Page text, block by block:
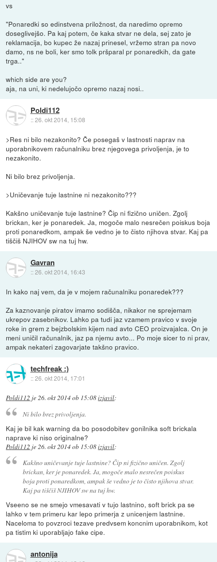
vs
"Ponaredki so edinstvena priložnost, da naredimo opremo
doseglivejšo. Pa kaj potem, če kaka stvar ne dela, sej zato je
reklamacija, bo kupec že nazaj prinesel, vržemo stran pa novo
damo, ns ne boli, ker smo tolk pršparal pr ponaredkih, da gate
trga.."
which side are you?
aja, na uni, ki nedelujočo opremo nazaj nosi..
Poldi112
::26. okt 2014, 15:08
>Res ni bilo nezakonito? Če posegaš v lastnosti naprav na
uporabnikovem računalniku brez njegovega privoljenja, je to
nezakonito.
Ni bilo brez privoljenja.
>Uničevanje tuje lastnine ni nezakonito???
Kakšno uničevanje tuje lastnine? Čip ni fizično uničen. Zgolj
brickan, ker je ponaredek. Ja, mogoče malo nesrečen poiskus boja
proti ponaredkom, ampak še vedno je to čisto njihova stvar. Kaj pa
tiščiš NJIHOV sw na tuj hw.
Gavran
::26. okt 2014, 16:43
In kako naj vem, da je v mojem računalniku ponaredek???
Za kaznovanje piratov imamo sodišča, nikakor ne sprejemam
ukrepov zasebnikov. Lahko pa tudi jaz vzamem pravico v svoje
roke in grem z bejzbolskim kijem nad avto CEO proizvajalca. On je
meni uničil računalnik, jaz pa njemu avto... Po moje sicer to ni prav,
ampak nekateri zagovarjate takšno pravico.
techfreak :)
::26. okt 2014, 17:01
Poldi112 je26. okt 2014 ob 15:08izjavil:
Ni bilo brez privoljenja.
Kaj je bil kak warning da bo posodobitev gonilnika soft brickala
naprave ki niso originalne?
Poldi112 je26. okt 2014 ob 15:08izjavil:
Kakšno uničevanje tuje lastnine? Čip ni fizično uničen. Zgolj
brickan, ker je ponaredek. Ja, mogoče malo nesrečen poiskus
boja proti ponaredkom, ampak še vedno je to čisto njihova stvar.
Kaj pa tiščiš NJIHOV sw na tuj hw.
Vseeno se ne smejo vmesavati v tujo lastnino, soft brick pa se
lahko v tem primeru kar lepo primerja z unicenjem lastnine.
Naceloma to povzroci tezave predvsem koncnim uporabnikom, kot
pa tistim ki uporabljajo fake cipe.
antonija